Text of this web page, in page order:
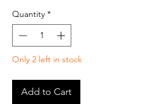
Quantity *
Only 2 left in stock
Add to Cart